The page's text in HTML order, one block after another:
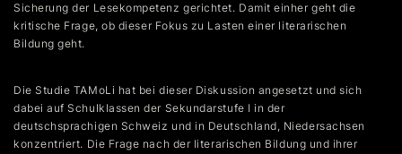
Sicherung der Lesekompetenz gerichtet. Damit einher geht die
kritische Frage, ob dieser Fokus zu Lasten einer literarischen
Bildung geht.
Die Studie TAMoLi hat bei dieser Diskussion angesetzt und sich
dabei auf Schulklassen der Sekundarstufe I in der
deutschsprachigen Schweiz und in Deutschland, Niedersachsen
konzentriert. Die Frage nach der literarischen Bildung und ihrer